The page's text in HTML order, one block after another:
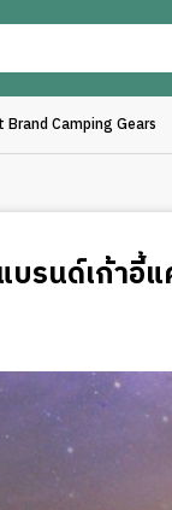
Brand Camping Gears
รนด์เก้าอี้